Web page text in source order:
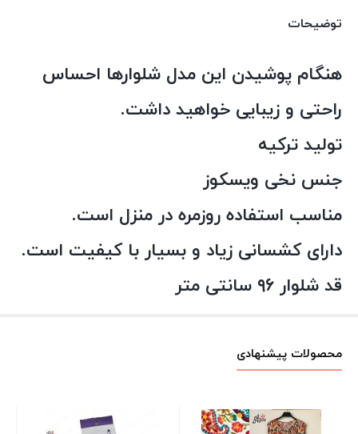
توضیحات
هنگام پوشیدن این مدل شلوارها احساس
راحتی و زیبایی خواهید داشت.
تولید ترکیه
جنس نخی ویسکوز
مناسب استفاده روزمره در منزل است.
دارای کشسانی زیاد و بسیار با کیفیت است.
قد شلوار ۹۶ سانتی متر
محصولات پیشنهادی